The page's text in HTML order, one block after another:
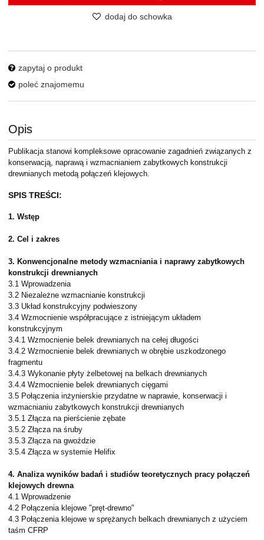
dodaj do schowka
zapytaj o produkt
poleć znajomemu
Opis
Publikacja stanowi kompleksowe opracowanie zagadnień związanych z
konserwacją, naprawą i wzmacnianiem zabytkowych konstrukcji
drewnianych metodą połączeń klejowych.
SPIS TREŚCI:
1. Wstęp
2. Cel i zakres
3. Konwencjonalne metody wzmacniania i naprawy zabytkowych
konstrukcji drewnianych
3.1 Wprowadzenia
3.2 Niezależne wzmacnianie konstrukcji
3.3 Układ konstrukcyjny podwieszony
3.4 Wzmocnienie współpracujące z istniejącym układem
konstrukcyjnym
3.4.1 Wzmocnienie belek drewnianych na cełej długości
3.4.2 Wzmocnienie belek drewnianych w obrębie uszkodzonego
fragmentu
3.4.3 Wykonanie płyty żelbetowej na belkach drewnianych
3.4.4 Wzmocnienie belek drewnianych cięgami
3.5 Połączenia inżynierskie przydatne w naprawie, konserwacji i
wzmacnianiu zabytkowych konstrukcji drewnianych
3.5.1 Złącza na pierścienie zębate
3.5.2 Złącza na śruby
3.5.3 Złącza na gwoździe
3.5.4 Złącza w systemie Helifix
4. Analiza wyników badań i studiów teoretycznych pracy połączeń
klejowych drewna
4.1 Wprowadzenie
4.2 Połączenia klejowe "pręt-drewno"
4.3 Połączenia klejowe w sprężanych belkach drewnianych z użyciem
taśm CFRP